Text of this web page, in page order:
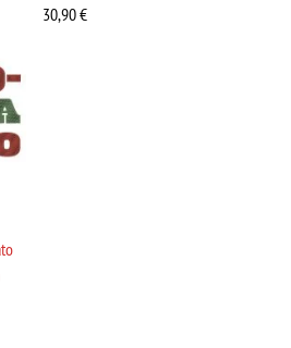
30,90€